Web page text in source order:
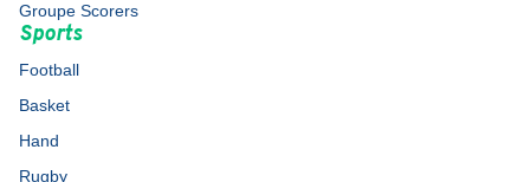
Groupe Scorers
Sports
Football
Basket
Hand
Rugby